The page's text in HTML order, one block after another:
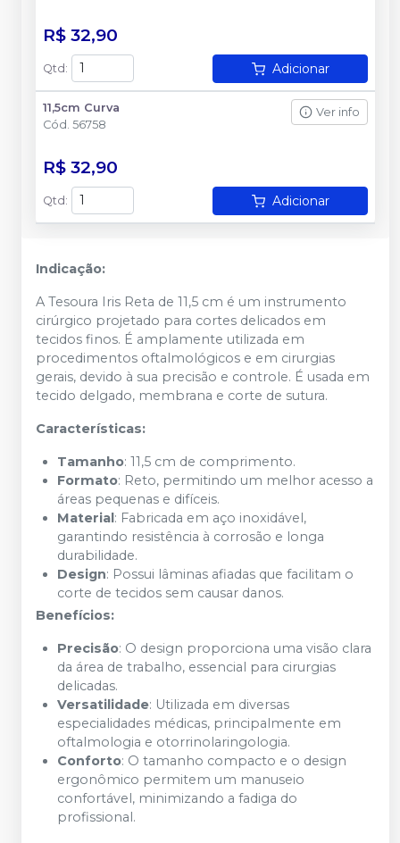
R$ 32,90
Qtd : Adicionar
11,5cm Curva
Cód. 56758
Ver info
R$ 32,90
Qtd : Adicionar
Indicação:
A Tesoura Iris Reta de 11,5 cm é um instrumento
cirúrgico projetado para cortes delicados em
tecidos finos. É amplamente utilizada em
procedimentos oftalmológicos e em cirurgias
gerais, devido à sua precisão e controle. É usada em
tecido delgado, membrana e corte de sutura.
Características:
Tamanho: 11,5 cm de comprimento.
Formato: Reto, permitindo um melhor acesso a
áreas pequenas e difíceis.
Material: Fabricada em aço inoxidável,
garantindo resistência à corrosão e longa
durabilidade.
Design: Possui lâminas afiadas que facilitam o
corte de tecidos sem causar danos.
Benefícios:
Precisão: O design proporciona uma visão clara
da área de trabalho, essencial para cirurgias
delicadas.
Versatilidade: Utilizada em diversas
especialidades médicas, principalmente em
oftalmologia e otorrinolaringologia.
Conforto: O tamanho compacto e o design
ergonômico permitem um manuseio
confortável, minimizando a fadiga do
profissional.